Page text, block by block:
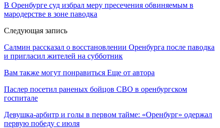
В Оренбурге суд избрал меру пресечения обвиняемым в
мародерстве в зоне паводка
Следующая запись
Салмин рассказал о восстановлении Оренбурга после паводка
и пригласил жителей на субботник
Вам также могут понравиться Еще от автора
Паслер посетил раненых бойцов СВО в оренбургском
госпитале
Девушка-арбитр и голы в первом тайме: «Оренбург» одержал
первую победу с июля